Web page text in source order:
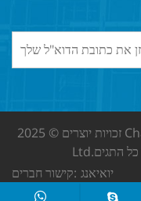
זכויות יוצרים © 2025 Changzhou Yueyang Machinery Co.,
Ltd.כל התגים
קישור חברים: יואיאנג